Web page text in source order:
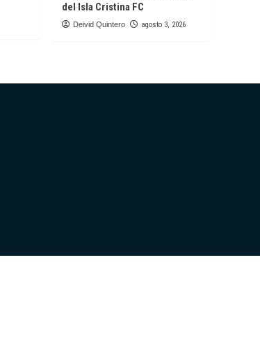
del Isla Cristina FC
Deivid Quintero agosto 3, 2026